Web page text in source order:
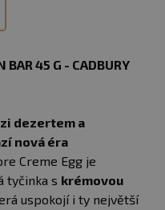
BAR 45 G - CADBURY
dezertem a
nová éra
Creme Egg je
tyčinka s krémovou
uspokojí i ty největší